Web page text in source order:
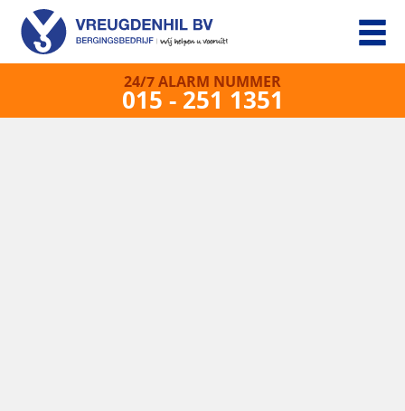
24/7 ALARM NUMMER
015 - 251 1351